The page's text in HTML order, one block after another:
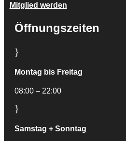
Mitglied werden
Öffnungszeiten
}
Montag bis Freitag
08:00 – 22:00
}
Samstag + Sonntag